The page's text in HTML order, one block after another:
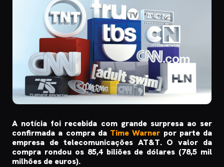
A notícia foi recebida com grande surpresa ao ser
confirmada a compra da Time Warner por parte da
empresa de telecomunicações AT&T. O valor da
compra rondou os 85,4 biliões de dólares (78,5 mil
milhões de euros).